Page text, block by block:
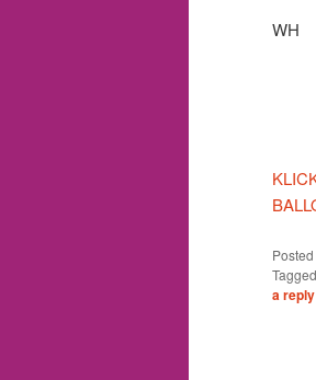
WH
Tagged
a reply